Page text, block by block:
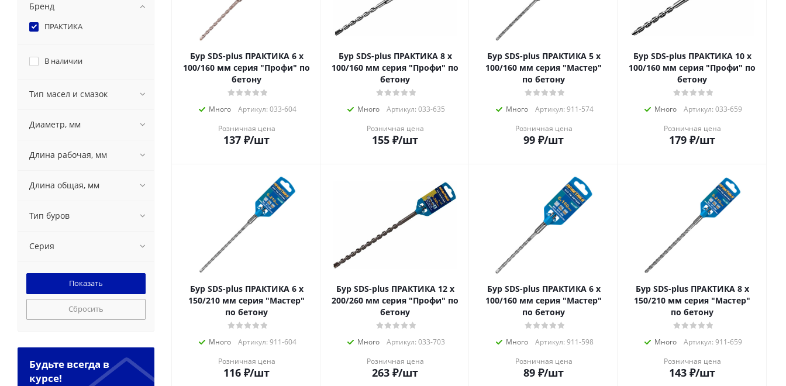
Бур SDS-plus ПРАКТИКА 6 х
100/160 мм серия "Профи" по
бетону
Много
Артикул: 033-604
Розничная цена
137 ₽/шт
Бур SDS-plus ПРАКТИКА 8 х
100/160 мм серия "Профи" по
бетону
Много
Артикул: 033-635
Розничная цена
155 ₽/шт
Бур SDS-plus ПРАКТИКА 5 х
100/160 мм серия "Мастер"
по бетону
Много
Артикул: 911-574
Розничная цена
99 ₽/шт
Бур SDS-plus ПРАКТИКА 10 х
100/160 мм серия "Профи" по
бетону
Много
Артикул: 033-659
Розничная цена
179 ₽/шт
Бур SDS-plus ПРАКТИКА 6 х
150/210 мм серия "Мастер"
по бетону
Много
Артикул: 911-604
Розничная цена
116 ₽/шт
Бур SDS-plus ПРАКТИКА 12 х
200/260 мм серия "Профи" по
бетону
Много
Артикул: 033-703
Розничная цена
263 ₽/шт
Бур SDS-plus ПРАКТИКА 6 х
100/160 мм серия "Мастер"
по бетону
Много
Артикул: 911-598
Розничная цена
89 ₽/шт
Бур SDS-plus ПРАКТИКА 8 х
150/210 мм серия "Мастер"
по бетону
Много
Артикул: 911-659
Розничная цена
143 ₽/шт
Бренд
ПРАКТИКА
В наличии
Тип масел и смазок
Диаметр, мм
Длина рабочая, мм
Длина общая, мм
Тип буров
Серия
Сбросить
Будьте всегда в
курсе!